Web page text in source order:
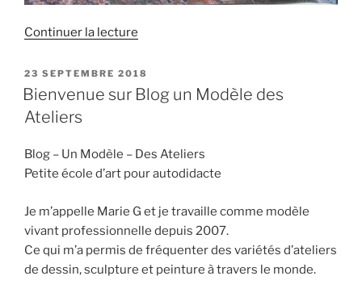
Continuer la lecture
son
atelier
et
astuces. »
PUBLIÉ
LE
23 SEPTEMBRE 2018
Bienvenue sur Blog un Modèle des
Ateliers
Blog – Un Modèle – Des Ateliers
Petite école d’art pour autodidacte
Je m’appelle Marie G et je travaille comme modèle
vivant professionnelle depuis 2007.
Ce qui m’a permis de fréquenter des variétés d’ateliers
de dessin, sculpture et peinture à travers le monde.